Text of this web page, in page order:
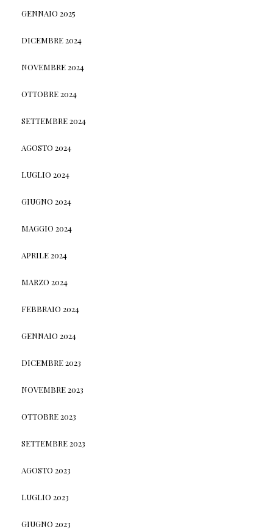
GENNAIO 2025
DICEMBRE 2024
NOVEMBRE 2024
OTTOBRE 2024
SETTEMBRE 2024
AGOSTO 2024
LUGLIO 2024
GIUGNO 2024
MAGGIO 2024
APRILE 2024
MARZO 2024
FEBBRAIO 2024
GENNAIO 2024
DICEMBRE 2023
NOVEMBRE 2023
OTTOBRE 2023
SETTEMBRE 2023
AGOSTO 2023
LUGLIO 2023
GIUGNO 2023